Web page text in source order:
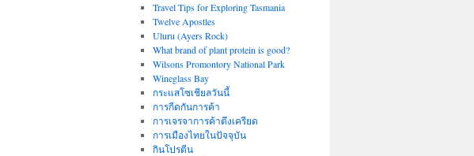
Travel Tips for Exploring Tasmania
Twelve Apostles
Uluru (Ayers Rock)
What brand of plant protein is good?
Wilsons Promontory National Park
Wineglass Bay
กระแสโซเชียลวันนี้
การกีดกันการค้า
การเจรจาการค้าตึงเครียด
การเมืองไทยในปัจจุบัน
กินโปรตีน